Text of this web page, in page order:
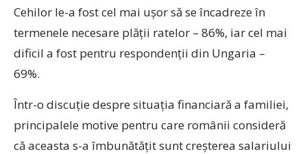
Cehilor le-a fost cel mai ușor să se încadreze în
termenele necesare plății ratelor – 86%, iar cel mai
dificil a fost pentru respondenții din Ungaria –
69%.
Într-o discuție despre situația financiară a familiei,
principalele motive pentru care românii consideră
că aceasta s-a îmbunătățit sunt creșterea salariului